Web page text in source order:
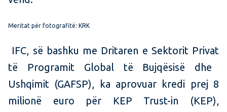
Meritat për fotografitë: KRK
IFC, së bashku me Dritaren e Sektorit Privat
të Programit Global të Bujqësisë dhe
Ushqimit (GAFSP),
ka aprovuar kredi prej 8
milionë euro për KEP Trust-in (KEP),